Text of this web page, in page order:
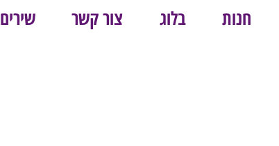
חנות בלוג צור קשר שירים